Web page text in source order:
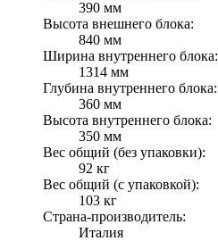
390 мм
Высота внешнего блока:
840 мм
Ширина внутреннего блока:
1314 мм
Глубина внутреннего блока:
360 мм
Высота внутреннего блока:
350 мм
Вес общий (без упаковки):
92 кг
Вес общий (с упаковкой):
103 кг
Страна-производитель:
Италия